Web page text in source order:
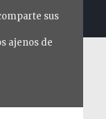
sus
ajenos de